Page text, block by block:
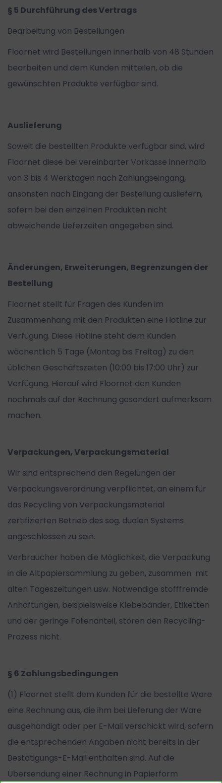
§ 5 Durchführung des Vertrags
Bearbeitung von Bestellungen
Floornet wird Bestellungen innerhalb von 48 Stunden
bearbeiten und dem Kunden mitteilen, ob die
gewünschten Produkte verfügbar sind.
Auslieferung
Soweit die bestellten Produkte verfügbar sind, wird
Floornet diese bei vereinbarter Vorkasse innerhalb
von 3 bis 4 Werktagen nach Zahlungseingang,
ansonsten nach Eingang der Bestellung ausliefern,
sofern bei den einzelnen Produkten nicht
abweichende Lieferzeiten angegeben sind.
Änderungen, Erweiterungen, Begrenzungen der
Bestellung
Floornet stellt für Fragen des Kunden im
Zusammenhang mit den Produkten eine Hotline zur
Verfügung. Diese Hotline steht dem Kunden
wöchentlich 5 Tage (Montag bis Freitag) zu den
üblichen Geschäftszeiten (10:00 bis 17:00 Uhr) zur
Verfügung. Hierauf wird Floornet den Kunden
nochmals auf der Rechnung gesondert aufmerksam
machen.
Verpackungen, Verpackungsmaterial
Wir sind entsprechend den Regelungen der
Verpackungsverordnung verpflichtet, an einem für
das Recycling von Verpackungsmaterial
zertifizierten Betrieb des sog. dualen Systems
angeschlossen zu sein.
Verbraucher haben die Möglichkeit, die Verpackung
in die Altpapiersammlung zu geben, zusammen mit
alten Tageszeitungen usw. Notwendige stofffremde
Anhaftungen, beispielsweise Klebebänder, Etiketten
und der geringe Folienanteil, stören den Recycling-
Prozess nicht.
§ 6 Zahlungsbedingungen
(1) Floornet stellt dem Kunden für die bestellte Ware
eine Rechnung aus, die ihm bei Lieferung der Ware
ausgehändigt oder per E-Mail verschickt wird, sofern
die entsprechenden Angaben nicht bereits in der
Bestätigungs-E-Mail enthalten sind. Auf die
Übersendung einer Rechnung in Papierform